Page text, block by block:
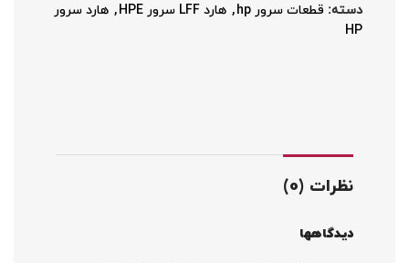
دسته: قطعات سرور hp , هارد LFF سرور HPE , هارد سرور
HP
نظرات (0)
دیدگاهها